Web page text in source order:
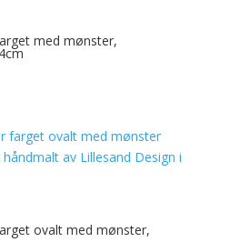
med mønster,
ovalt med mønster,